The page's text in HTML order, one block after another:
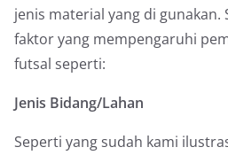
jenis material yang di gunakan.
faktor yang mempengaruhi
futsal seperti:
Jenis Bidang/Lahan
Seperti yang sudah kami